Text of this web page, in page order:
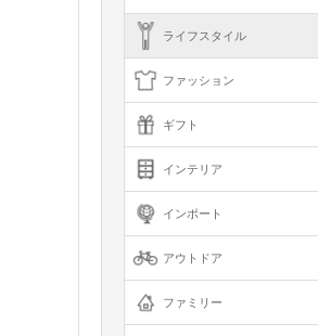
ライフスタイル
ファッション
ギフト
インテリア
インポート
アウトドア
ファミリー